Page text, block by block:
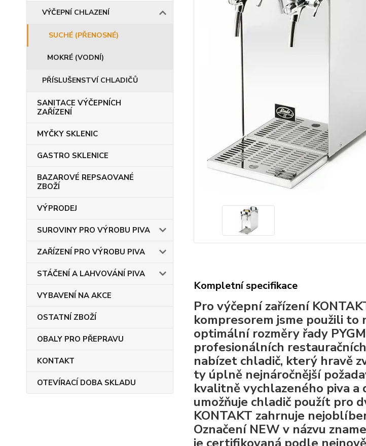
VÝČEPNÍ CHLAZENÍ
SUCHÉ (PŘENOSNÉ)
MOKRÉ (VODNÍ)
PŘÍSLUŠENSTVÍ CHLADIČŮ
SANITACE VÝČEPNÍCH
ZAŘÍZENÍ
MYČKY SKLENIC
GASTRO SKLENICE
BAZAROVÉ REPSAOVANÉ
ZBOŽÍ
VÝPRODEJ
SUROVINY PRO VÝROBU PIVA
ZAŘÍZENÍ PRO VÝROBU PIVA
STÁČENÍ A LAHVOVÁNÍ PIVA
VYBAVENÍ NA AKCE
OSTATNÍ ZBOŽÍ
OBALY PRO PŘEPRAVU
KONTAKT
OTEVÍRACÍ DOBA SKLADU
Kompletní specifikace
Pro výčepní zařízení
kompresorem jsme použili
optimální rozměry řady
profesionálních
nabízet chladič, který hravě
ty úplně nejnáročnější
kvalitně vychlazeného piva a
umožňuje chladič použít pro
KONTAKT zahrnuje
Označení NEW v názvu